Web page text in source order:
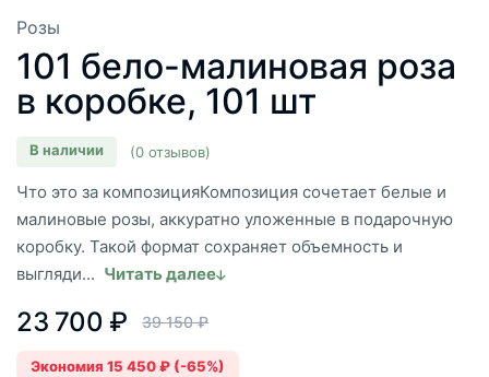
Розы
101 бело-малиновая роза
в коробке, 101 шт
В наличии (0 отзывов)
Что это за композицияКомпозиция сочетает белые и
малиновые розы, аккуратно уложенные в подарочную
коробку. Такой формат сохраняет объемность и
выгляди... Читать далее
23 700 ₽ 39 150 ₽
Экономия 15 450 ₽ (-65%)